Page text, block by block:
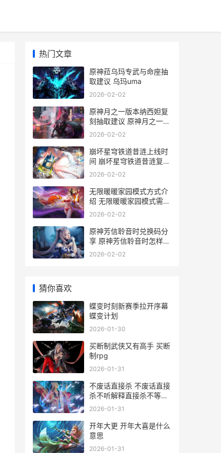
热门文章
原神菈乌玛专武与命座抽
取建议 乌玛uma
2026-02-02
原神月之一版本纳西妲复
刻抽取建议 原神月之一版
本兑换码
2026-02-02
崩坏星穹铁道昔涟上线时
间 崩坏星穹铁道昔涟复刻
时间
2026-02-02
无限暖暖家园模式方式介
绍 无限暖暖家园模式需要
把主线推进到哪里
2026-02-02
原神芳信聆音时兑换码分
享 原神芳信聆音时怎样取
消预约
2026-02-02
猜你喜欢
蝶变时刻新赛季拉开序幕
蝶变计划
2026-01-30
买断制武侠又有高手 买断
制rpg
2026-01-31
不废话直接杀 不废话直接
杀不听解释直接杀不等说
话直接杀
2026-01-31
开年大更 开年大喜是什么
意思
2026-01-31